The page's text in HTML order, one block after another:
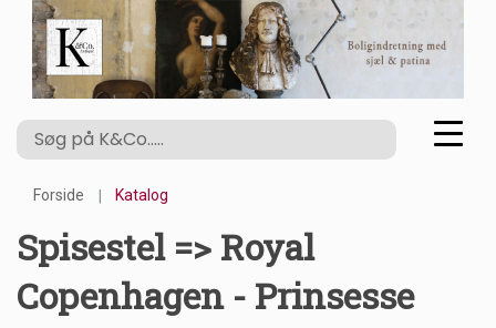
Forside Katalog
Spisestel => Royal
Copenhagen - Prinsesse